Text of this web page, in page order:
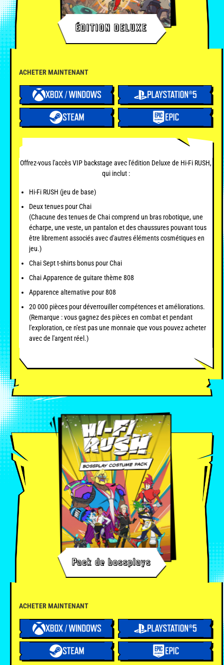
ÉDITION DELUXE
ACHETER MAINTENANT
Offrez-vous l'accès VIP backstage avec l'édition Deluxe de Hi-Fi RUSH,
qui inclut :
Hi-Fi RUSH (jeu de base)
Deux tenues pour Chai
(Chacune des tenues de Chai comprend un bras robotique, une
écharpe, une veste, un pantalon et des chaussures pouvant tous
être librement associés avec d'autres éléments cosmétiques en
jeu.)
Chai Sept t-shirts bonus pour Chai
Chai Apparence de guitare thème 808
Apparence alternative pour 808
20 000 pièces pour déverrouiller compétences et améliorations.
(Remarque : vous gagnez des pièces en combat et pendant
l'exploration, ce n'est pas une monnaie que vous pouvez acheter
avec de l'argent réel.)
Pack de bossplays
ACHETER MAINTENANT